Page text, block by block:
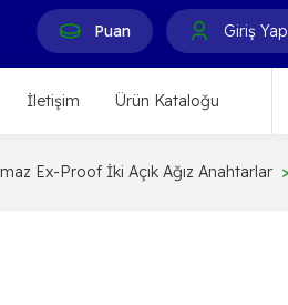
Puan Giriş Yap
İletişim Ürün Kataloğu
Ex-Proof İki Açık Ağız Anahtarlar